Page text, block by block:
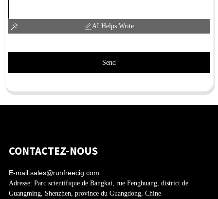
AI Helps Write
Send
CONTACTEZ-NOUS
E-mail:sales@runfreecig.com
Adresse: Parc scientifique de Bangkai, rue Fenghuang, district de
Guangming, Shenzhen, province du Guangdong, Chine